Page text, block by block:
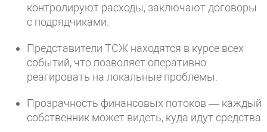
контролируют расходы, заключают договоры
с подрядчиками.
Представители ТСЖ находятся в курсе всех
событий, что позволяет оперативно
реагировать на локальные проблемы.
Прозрачность финансовых потоков — каждый
собственник может видеть, куда идут средства.